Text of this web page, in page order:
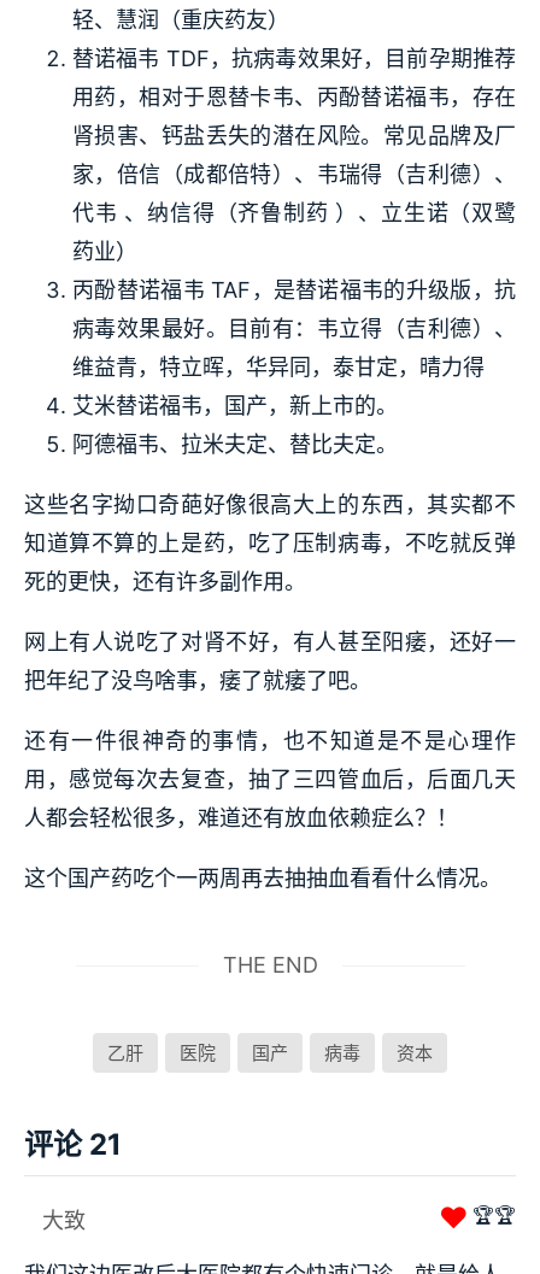
轻、慧润（重庆药友）
替诺福韦 TDF，抗病毒效果好，目前孕期推荐
用药，相对于恩替卡韦、丙酚替诺福韦，存在
肾损害、钙盐丢失的潜在风险。常见品牌及厂
家，倍信（成都倍特）、韦瑞得（吉利德）、
代韦 、纳信得（齐鲁制药 ）、立生诺（双鹭
药业）
丙酚替诺福韦 TAF，是替诺福韦的升级版，抗
病毒效果最好。目前有：韦立得（吉利德）、
维益青，特立晖，华异同，泰甘定，晴力得
艾米替诺福韦，国产，新上市的。
阿德福韦、拉米夫定、替比夫定。
这些名字拗口奇葩好像很高大上的东西，其实都不
知道算不算的上是药，吃了压制病毒，不吃就反弹
死的更快，还有许多副作用。
网上有人说吃了对肾不好，有人甚至阳痿，还好一
把年纪了没鸟啥事，痿了就痿了吧。
还有一件很神奇的事情，也不知道是不是心理作
用，感觉每次去复查，抽了三四管血后，后面几天
人都会轻松很多，难道还有放血依赖症么？！
这个国产药吃个一两周再去抽抽血看看什么情况。
THE END
乙肝 医院 国产 病毒 资本
评论 21
大致 ❤ 🏆🏆